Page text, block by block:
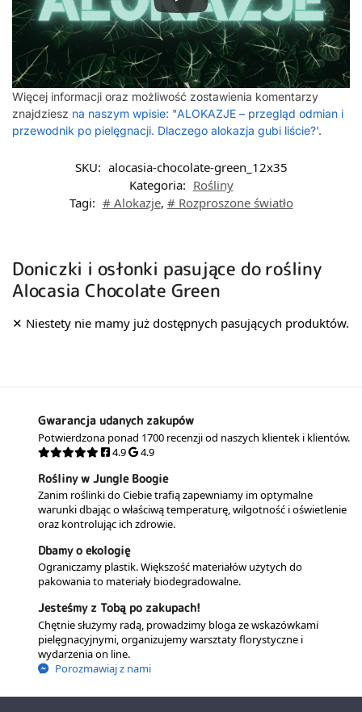
Więcej informacji oraz możliwość zostawienia komentarzy
znajdziesz na naszym wpisie: "ALOKAZJE – przegląd odmian i
przewodnik po pielęgnacji. Dlaczego alokazja gubi liście?'.
SKU: alocasia-chocolate-green_12x35
Kategoria: Rośliny
Tagi: # Alokazje, # Rozproszone światło
Doniczki i osłonki pasujące do rośliny
Alocasia Chocolate Green
Gwarancja udanych zakupów
Potwierdzona ponad 1700 recenzji od naszych klientek i klientów.
4.9
4.9
Rośliny w Jungle Boogie
Zanim roślinki do Ciebie trafią zapewniamy im optymalne
warunki dbając o właściwą temperaturę, wilgotność i oświetlenie
oraz kontrolując ich zdrowie.
Dbamy o ekologię
Ograniczamy plastik. Większość materiałów użytych do
pakowania to materiały biodegradowalne.
Jesteśmy z Tobą po zakupach!
Chętnie służymy radą, prowadzimy bloga ze wskazówkami
pielęgnacyjnymi, organizujemy warsztaty florystyczne i
wydarzenia on line.
Porozmawiaj z nami